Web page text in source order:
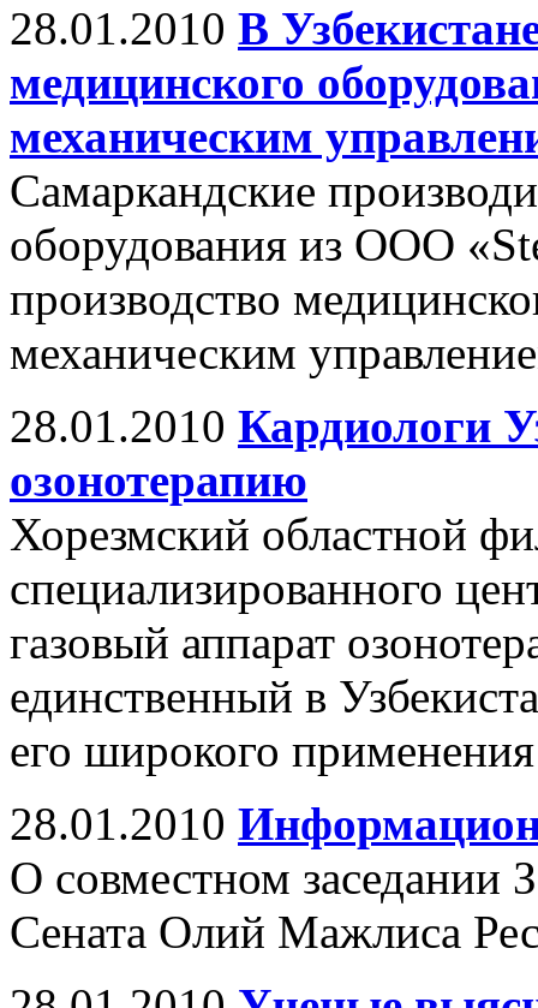
28.01.2010 В
медицинского
механическим
Самаркандские
оборудования из ООО
производство
механическим
28.01.2010 Кардиологи
озонотерапию
Хорезмский областной
специализированного
газовый аппарат
единственный в
его широкого
28.01.2010
О совместном заседании
Сената Олий Мажлиса